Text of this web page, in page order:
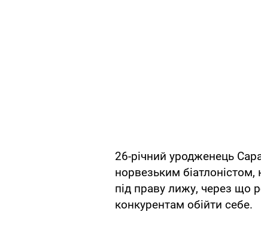
26-річний уродженець
норвезьким
під праву лижу, через що
конкурентам обійти себе.